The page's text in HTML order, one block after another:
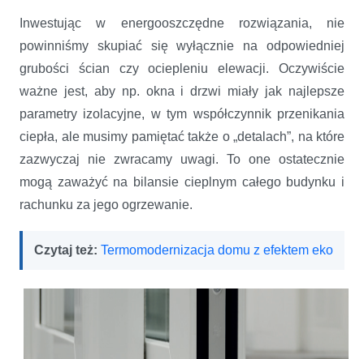
Inwestując w energooszczędne rozwiązania, nie
powinniśmy skupiać się wyłącznie na odpowiedniej
grubości ścian czy ociepleniu elewacji. Oczywiście
ważne jest, aby np. okna i drzwi miały jak najlepsze
parametry izolacyjne, w tym współczynnik przenikania
ciepła, ale musimy pamiętać także o „detalach”, na które
zazwyczaj nie zwracamy uwagi. To one ostatecznie
mogą zaważyć na bilansie cieplnym całego budynku i
rachunku za jego ogrzewanie.
Czytaj też: Termomodernizacja domu z efektem eko